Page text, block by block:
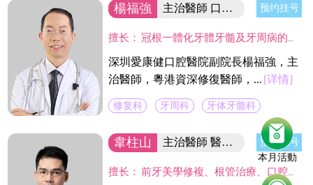
本月活動
楊福強 主治醫師 口腔醫院副院長 预约挂号
擅长： 冠根一體化牙體牙髓及牙周病的診療，復雜牙的拔除，牙體缺損的嵌體修復，以及烤瓷冠、義齒的修復等方面的診治，在水激光治牙方面有著豐富的臨床經驗。臨床工作中致力於牙體保存，種植修復設計，咬合功能重建，微創美學牙體修復等。
深圳愛康健口腔醫院副院長楊福強，主
治醫師，粵港資深修復醫師，... [详情]
修复科 牙周科 牙体牙髓科
韋柱山 主治醫師 醫院綜合科主任 预约挂号
擅长： 前牙美學修複、根管治療、口腔修複、美容修複等。不僅熟練掌握口腔牙體、牙髓、牙周治療等常見疾病的治療，並在牙齒美白技術上獨具壹格，對修複各種色素牙、氟斑牙、四環素牙、黃牙等有豐富經驗。